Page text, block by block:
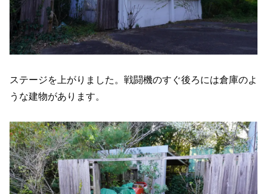
ステージを上がりました。戦闘機のすぐ後ろには倉庫のよ
うな建物があります。